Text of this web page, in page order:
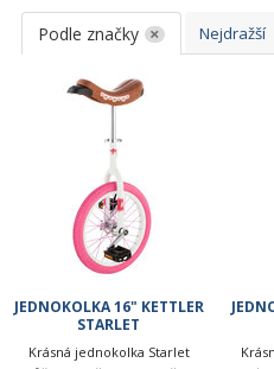
Podle značky Nejdražší
JEDNOKOLKA 16" KETTLER
STARLET
Krásná jednokolka Starlet